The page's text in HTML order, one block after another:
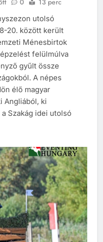
0 13 perc
utolsó
20. között került
Ménesbirtok
felülmúlva
gyűlt össze
A népes
élő magyar
Angliából, ki
Szakág idei utolsó